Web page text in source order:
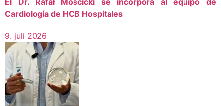
El Dr. Rafał Mościcki se incorpora al equipo de
Cardiología de HCB Hospitales
9. juli 2026